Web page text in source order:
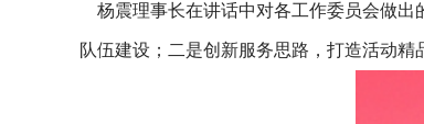
杨震理事长在讲话中对各工作委员会做出
队伍建设；二是创新服务思路，打造活动